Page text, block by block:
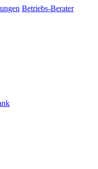
Betriebs-Berater